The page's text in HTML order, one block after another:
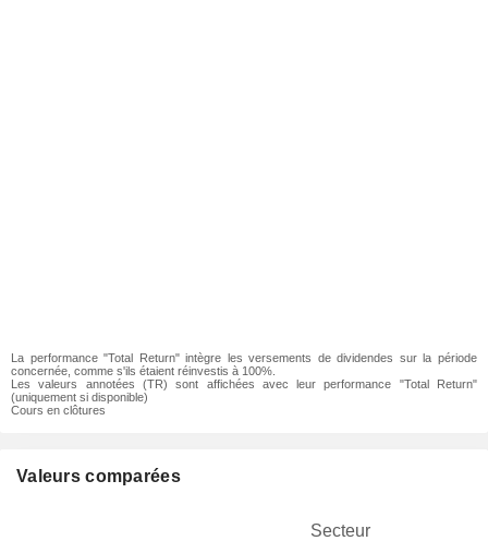
La performance "Total Return" intègre les versements de dividendes sur la période
concernée, comme s'ils étaient réinvestis à 100%.
Les valeurs annotées (TR) sont affichées avec leur performance "Total Return"
(uniquement si disponible)
Cours en clôtures
Valeurs comparées
Secteur